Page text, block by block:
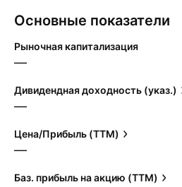
Основные показатели
Рыночная капитализация
—
Дивидендная доходность (указ.)
—
Цена/Прибыль (TTM)
—
Баз. прибыль на акцию (TTM)